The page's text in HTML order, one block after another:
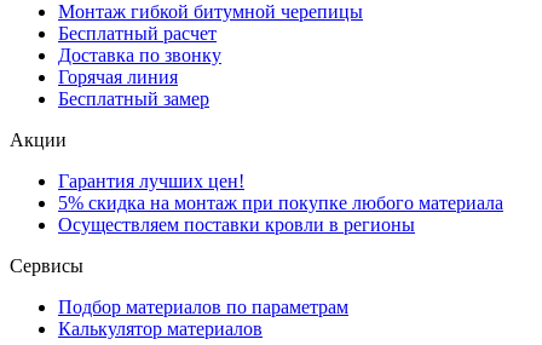
Монтаж гибкой битумной черепицы
Бесплатный расчет
Доставка по звонку
Горячая линия
Бесплатный замер
Акции
Гарантия лучших цен!
5% скидка на монтаж при покупке любого материала
Осуществляем поставки кровли в регионы
Сервисы
Подбор материалов по параметрам
Калькулятор материалов